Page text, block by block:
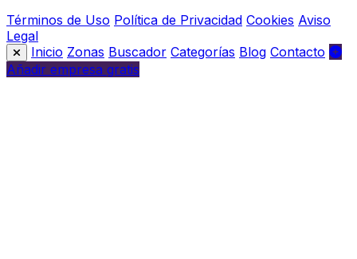
Términos de Uso Política de Privacidad Cookies Aviso
Legal
Inicio Zonas Buscador Categorías Blog Contacto
Añadir empresa gratis